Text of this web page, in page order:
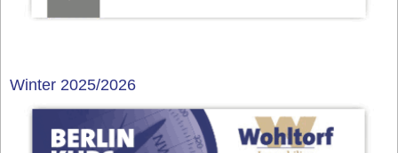
Winter 2025/2026